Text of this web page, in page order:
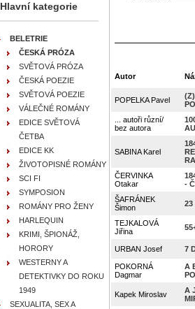
Autor
POPELKA Pavel
... autoři různí/
bez autora
SABINA Karel
ČERVINKA
Otakar
-
ŠAFRÁNEK
Šimon
23
TEJKALOVÁ
Jiřina
URBAN Josef 7
POKORNÁ
Dagmar
A
Kapek Miroslav
A
Hlavní kategorie
BELETRIE
ČESKÁ PRÓZA
SVĚTOVÁ PRÓZA
ČESKÁ POEZIE
SVĚTOVÁ POEZIE
VÁLEČNÉ ROMÁNY
EDICE SVĚTOVÁ
ČETBA
EDICE KK
ŽIVOTOPISNÉ ROMÁNY
SCI FI
SYMPOSION
ROMÁNY PRO ŽENY
HARLEQUIN
KRIMI, ŠPIONÁŽ,
HORORY
WESTERNY A
DETEKTIVKY DO ROKU
1949
SEXUALITA, SEX A